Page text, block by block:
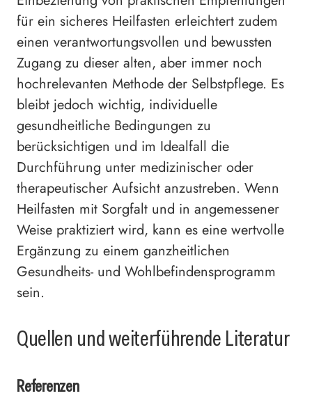
für ein sicheres Heilfasten erleichtert zudem
einen verantwortungsvollen und bewussten
Zugang zu dieser alten, aber immer noch
hochrelevanten Methode der Selbstpflege. Es
bleibt jedoch wichtig, individuelle
gesundheitliche Bedingungen zu
berücksichtigen und im Idealfall die
Durchführung unter medizinischer oder
therapeutischer Aufsicht anzustreben. Wenn
Heilfasten mit Sorgfalt und in angemessener
Weise praktiziert wird, kann es eine wertvolle
Ergänzung zu einem ganzheitlichen
Gesundheits- und Wohlbefindensprogramm
sein.
Quellen und weiterführende Literatur
Referenzen